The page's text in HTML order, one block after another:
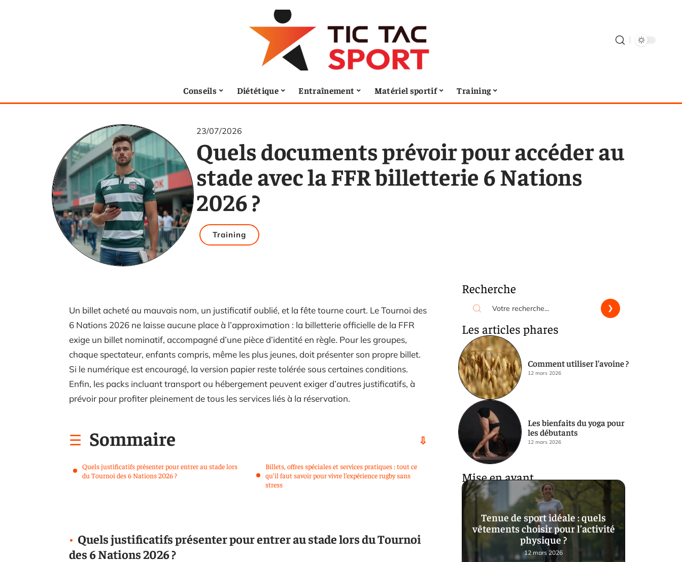
Conseils Diététique Entraînement Matériel sportif Training
23/07/2026
Quels documents prévoir pour accéder au
stade avec la FFR billetterie 6 Nations
2026 ?
Training
Un billet acheté au mauvais nom, un justificatif oublié, et la fête tourne court. Le Tournoi des
6 Nations 2026 ne laisse aucune place à l’approximation : la billetterie officielle de la FFR
exige un billet nominatif, accompagné d’une pièce d’identité en règle. Pour les groupes,
chaque spectateur, enfants compris, même les plus jeunes, doit présenter son propre billet.
Si le numérique est encouragé, la version papier reste tolérée sous certaines conditions.
Enfin, les packs incluant transport ou hébergement peuvent exiger d’autres justificatifs, à
prévoir pour profiter pleinement de tous les services liés à la réservation.
Sommaire
Quels justificatifs présenter pour entrer au stade lors
du Tournoi des 6 Nations 2026 ?
Billets, offres spéciales et services pratiques : tout ce
qu’il faut savoir pour vivre l’expérience rugby sans
stress
Quels justificatifs présenter pour entrer au stade lors du Tournoi
des 6 Nations 2026 ?
Recherche
Les articles phares
Comment utiliser l’avoine ?
12 mars 2026
Les bienfaits du yoga pour
les débutants
12 mars 2026
Mise en avant
Tenue de sport idéale : quels
vêtements choisir pour l’activité
physique ?
12 mars 2026